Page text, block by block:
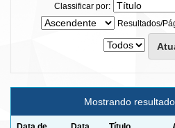
Classificar por:
Resultados/
Mostrando